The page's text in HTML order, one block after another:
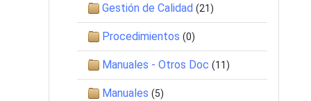
Gestión de Calidad (21)
Procedimientos (0)
Manuales - Otros Doc (11)
Manuales (5)